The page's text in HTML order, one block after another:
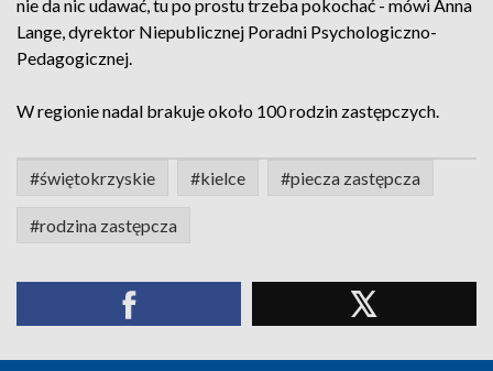
nie da nic udawać, tu po prostu trzeba pokochać - mówi Anna
Lange, dyrektor Niepublicznej Poradni Psychologiczno-
Pedagogicznej.
W regionie nadal brakuje około 100 rodzin zastępczych.
#świętokrzyskie #kielce #piecza zastępcza
#rodzina zastępcza